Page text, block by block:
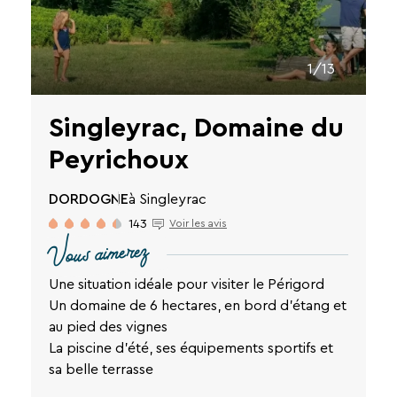
1/13
Singleyrac, Domaine du
Peyrichoux
DORDOGNEà Singleyrac
143 Voir les avis
Vous aimerez
Une situation idéale pour visiter le Périgord
Un domaine de 6 hectares, en bord d'étang et
au pied des vignes
La piscine d'été, ses équipements sportifs et
sa belle terrasse